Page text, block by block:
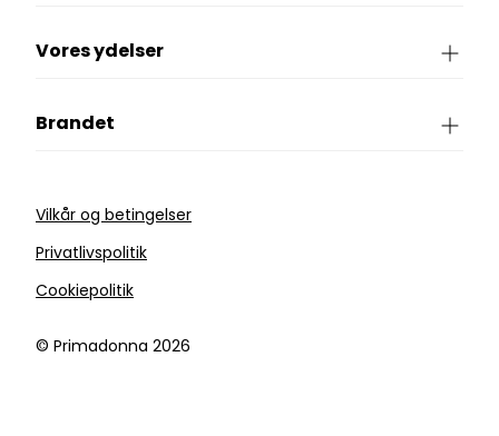
Vores ydelser
Brandet
Vilkår og betingelser
Privatlivspolitik
Cookiepolitik
©️ Primadonna 2026